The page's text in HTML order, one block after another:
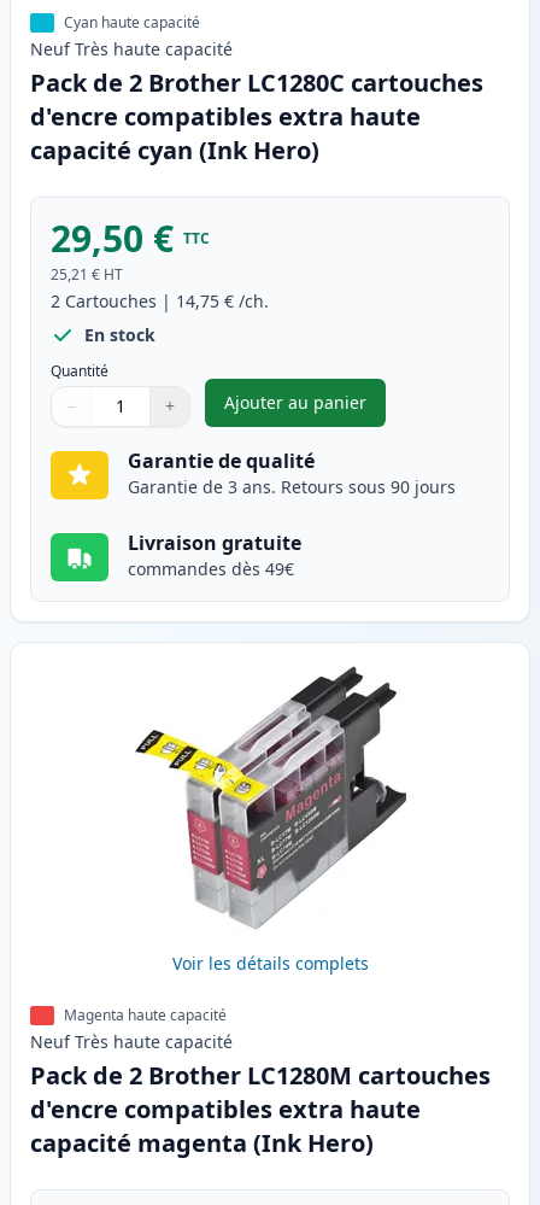
Cyan haute capacité
Neuf Très haute capacité
Pack de 2 Brother LC1280C cartouches
d'encre compatibles extra haute
capacité cyan (Ink Hero)
29,50 € TTC
25,21 € HT
2 Cartouches | 14,75 € /ch.
En stock
Quantité
Quantité
Utilisez les boutons pour ajuster
− +
Quantité
Ajouter au panier
,Pack de 2 Brother LC1280C
Garantie de qualité
Garantie de 3 ans. Retours sous 90 jours
Livraison gratuite
commandes dès 49€
Voir les détails complets
Magenta haute capacité
Neuf Très haute capacité
Pack de 2 Brother LC1280M cartouches
d'encre compatibles extra haute
capacité magenta (Ink Hero)